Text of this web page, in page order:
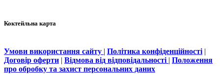
Коктейльна карта
Умови використання сайту | Політика конфіденційності |
Договір оферти | Відмова від відповідальності | Положення
про обробку та захист персональних даних